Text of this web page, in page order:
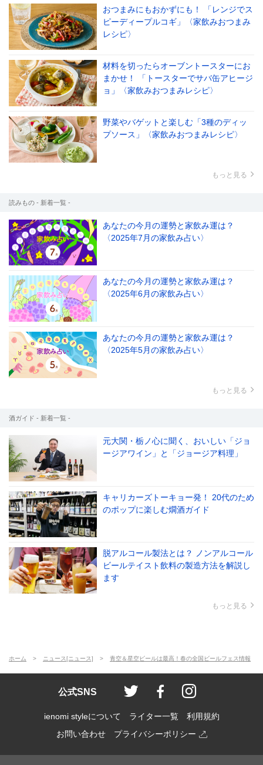
おつまみにもおかずにも！ 「レンジでス
ピーディープルコギ」〈家飲みおつまみ
レシピ〉
材料を切ったらオーブントースターにお
まかせ！ 「トースターでサバ缶アヒージ
ョ」〈家飲みおつまみレシピ〉
野菜やバゲットと楽しむ「3種のディッ
プソース」〈家飲みおつまみレシピ〉
もっと見る
読みもの - 新着一覧 -
あなたの今月の運勢と家飲み運は？
〈2025年7月の家飲み占い〉
あなたの今月の運勢と家飲み運は？
〈2025年6月の家飲み占い〉
あなたの今月の運勢と家飲み運は？
〈2025年5月の家飲み占い〉
もっと見る
酒ガイド - 新着一覧 -
元大関・栃ノ心に聞く、おいしい「ジョ
ージアワイン」と「ジョージア料理」
キャリカーズトーキョー発！ 20代のため
のポップに楽しむ燗酒ガイド
脱アルコール製法とは？ ノンアルコール
ビールテイスト飲料の製造方法を解説し
ます
もっと見る
ホーム ニュース[ニュース] 青空＆星空ビールは最高！春の全国ビールフェス情報
公式SNS ienomi style[イ
ienomi style[
ienomi
ienomi styleについて ライター一覧
利用規約
お問い合わせ
プライバシーポリシー